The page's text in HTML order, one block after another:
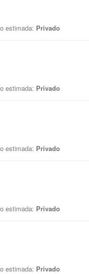
estimada: Privado
estimada: Privado
estimada: Privado
estimada: Privado
estimada: Privado